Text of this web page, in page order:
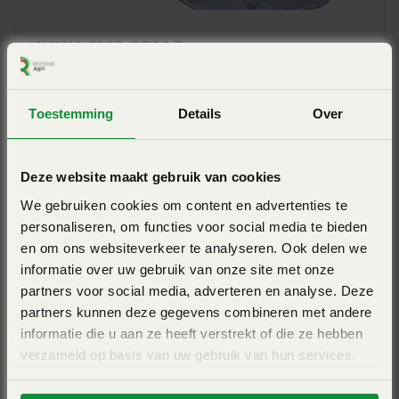
Toestemming Details Over
Deze website maakt gebruik van cookies
We gebruiken cookies om content en advertenties te
personaliseren, om functies voor social media te bieden
en om ons websiteverkeer te analyseren. Ook delen we
informatie over uw gebruik van onze site met onze
partners voor social media, adverteren en analyse. Deze
partners kunnen deze gegevens combineren met andere
informatie die u aan ze heeft verstrekt of die ze hebben
verzameld op basis van uw gebruik van hun services.
Flexibele beschermkappen
beschermt de maaier bij het maaien langs akkerranden of
vervolgens weer in originele vorm terug te komen; een
functie die reparatiekosten bespaart. Handmatige
bediening is standaard. Optioneel is een hydraulische
bediening.
KUHN GMD 2721 F
Werkbreedte 2,7m - OPTIDISC ELITE maaibalk -
View
KUHN GMD 8730